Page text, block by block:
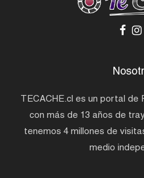
TECACHE.cl es un portal de
con más de 13 años de
tenemos 4 millones de
medio